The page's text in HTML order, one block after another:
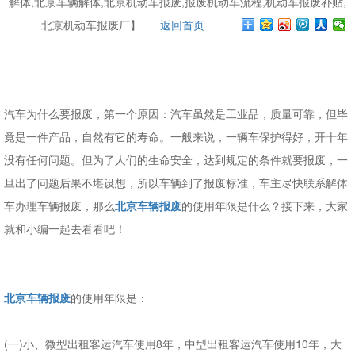
北京机动车报废厂】 返回首页
汽车为什么要报废，第一个原因：汽车虽然是工业品，质量可靠，但毕
竟是一件产品，自然有它的寿命。一般来说，一辆车保护得好，开十年
没有任何问题。但为了人们的生命安全，达到规定的条件就要报废，一
旦出了问题后果不堪设想，所以车辆到了报废标准，车主尽快联系解体
车办理车辆报废，那么北京车辆报废的使用年限是什么？接下来，大家
就和小编一起去看看吧！
北京车辆报废的使用年限是：
(一)小、微型出租客运汽车使用8年，中型出租客运汽车使用10年，大